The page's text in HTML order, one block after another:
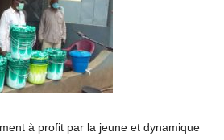
à profit par la jeune et dynamique